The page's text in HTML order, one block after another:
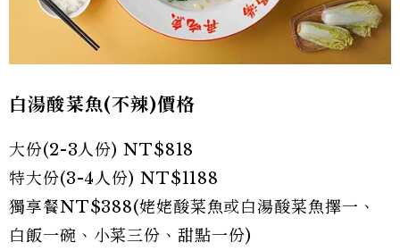
白湯酸菜魚(不辣)價格
大份(2-3人份) NT$818
特大份(3-4人份) NT$1188
獨享餐NT$388(姥姥酸菜魚或白湯酸菜魚擇一、
白飯一碗、小菜三份、甜點一份)